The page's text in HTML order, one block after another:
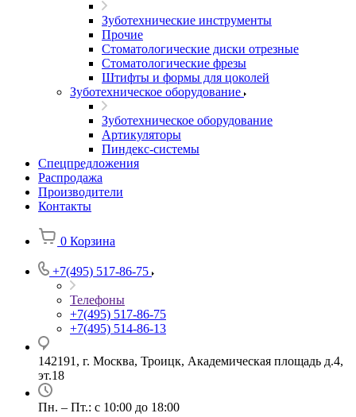
Зуботехнические инструменты
Прочие
Стоматологические диски отрезные
Стоматологические фрезы
Штифты и формы для цоколей
Зуботехническое оборудование
Зуботехническое оборудование
Артикуляторы
Пиндекс-системы
Спецпредложения
Распродажа
Производители
Контакты
0 Корзина
+7(495) 517-86-75
Телефоны
+7(495) 517-86-75
+7(495) 514-86-13
142191, г. Москва, Троицк, Академическая площадь д.4,
эт.18
Пн. – Пт.: с 10:00 до 18:00